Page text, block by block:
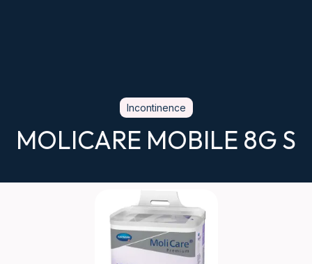
Incontinence
MOLICARE MOBILE 8G S